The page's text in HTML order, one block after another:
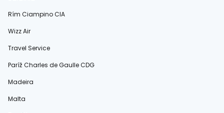
Rím Ciampino CIA
Wizz Air
Travel Service
Paríž Charles de Gaulle CDG
Madeira
Malta